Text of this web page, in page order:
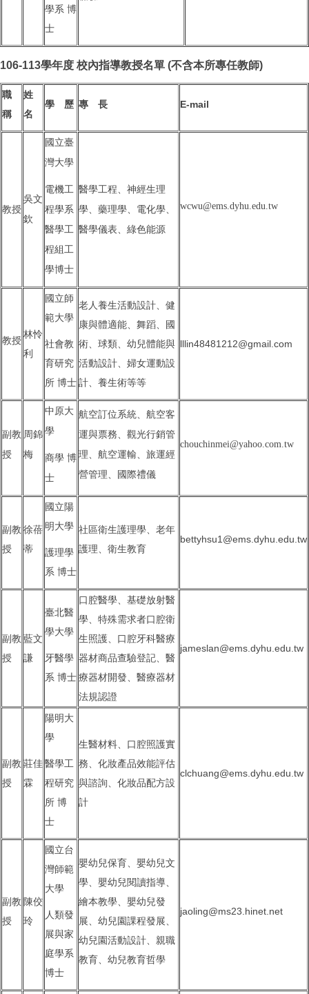
學系 博
士
106-113學年度 校內指導教授名單 (不含本所專任教師)
職
稱
姓
名
學 歷 專 長 E-mail
教授
吳文
欽
國立臺
灣大學
電機工
程學系
醫學工
程組工
學博士
醫學工程、神經生理
學、藥理學、電化學、
醫學儀表、綠色能源
wcwu@ems.dyhu.edu.tw
教授
林怜
利
國立師
範大學
社會教
育研究
所 博士
老人養生活動設計、健
康與體適能、舞蹈、國
術、球類、幼兒體能與
活動設計、婦女運動設
計、養生術等等
lllin48481212@gmail.com
副教
授
周錦
梅
中原大
學
商學 博
士
航空訂位系統、航空客
運與票務、觀光行銷管
理、航空運輸、 旅運經
營管理、國際禮儀
chouchinmei@yahoo.com.tw
副教
授
徐蓓
蒂
國立陽
明大學
護理學
系 博士
社區衛生護理學、老年
護理、衛生教育
bettyhsu1@ems.dyhu.edu.tw
副教
授
藍文
謙
臺北醫
學大學
牙醫學
系 博士
口腔醫學、基礎放射醫
學、特殊需求者口腔衛
生照護、口腔牙科醫療
器材商品查驗登記、醫
療器材開發、醫療器材
法規認證
jameslan@ems.dyhu.edu.tw
副教
授
莊佳
霖
陽明大
學
醫學工
程研究
所 博
士
生醫材料、口腔照護實
務、化妝產品效能評估
與諮詢、化妝品配方設
計
clchuang@ems.dyhu.edu.tw
副教
授
陳佼
玲
國立台
灣師範
大學
人類發
展與家
庭學系
博士
嬰幼兒保育、嬰幼兒文
學、嬰幼兒閱讀指導、
繪本教學、嬰幼兒發
展、幼兒園課程發展、
幼兒園活動設計、親職
教育、幼兒教育哲學
jaoling@ms23.hinet.net